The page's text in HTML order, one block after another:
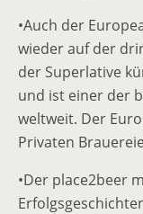
•Auch der
wieder auf der
der Superlative
und ist einer der
weltweit. Der
Privaten
•Der place2beer